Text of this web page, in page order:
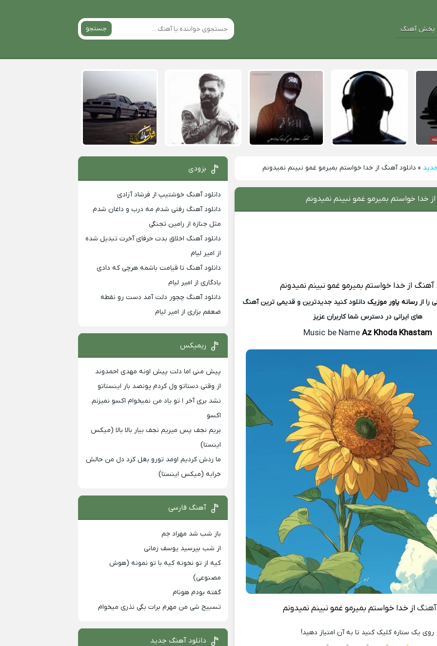
پخش آهنگ جستجو
» دانلود آهنگ از خدا خواستم بمیرمو غمو نبینم نمیدونم
خدا خواستم بمیرمو غمو نبینم نمیدونم
آهنگ از خدا خواستم بمیرمو غمو نبینم نمیدونم
را از رسانه پاور موزیک دانلود کنید جدیدترین و قدیمی ترین آهنگ
های ایرانی در دسترس شما کاربران عزیز
Music be NameAz Khoda Khastam
از خدا خواستم بمیرمو غمو نبینم نمیدونم
روی یک ستاره کلیک کنید تا به آن امتیاز دهید!
بزودی
دانلود آهنگ خوشتیپ از فرشاد آزادی
دانلود آهنگ رفتی شدم مه درب و داغان شدم
مثل جنازه از رامین تجنگی
دانلود آهنگ اخلاق بدت حرفای آخرت تبدیل شده
از امیر لیام
دانلود آهنگ تا قیامت باشمه هرچی که دادی
یادگاری از امیر لیام
دانلود آهنگ چجور دلت آمد دست رو نقطه
ضعفم بزاری از امیر لیام
ریمیکس
پیش منی اما دلت پیش اونه مهدی احمدوند
از وقتی دستاتو ول کردم پونصد بار اینستاتو
نشد بری آخر ا تو یاد من نمیخوام اکسو نمیزنم
اکسو
بریم نجف پس میریم نجف بیار بالا بالا (میکس
اینستا)
ما ردش کردیم اومد تورو بغل کرد دل من حالش
خرابه (میکس اینستا)
آهنگ فارسی
باز شب شد مهراد جم
از شب بپرسید یوسف زمانی
کیه از تو نخونه کیه با تو نمونه (هوش
مصنوعی)
گفته بودم هونام
تسبیح شی من مهرم برات بگی نذری میخوام
دانلود آهنگ جدید